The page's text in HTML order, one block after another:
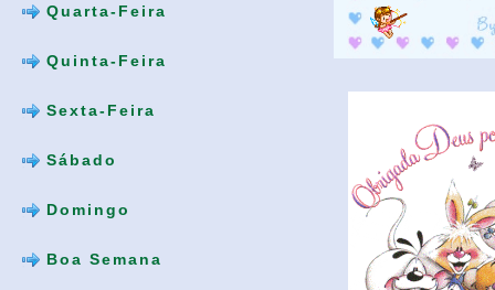
Quarta-Feira
Quinta-Feira
Sexta-Feira
Sábado
Domingo
Boa Semana